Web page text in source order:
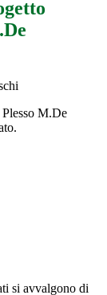
M.De
si avvalgono di